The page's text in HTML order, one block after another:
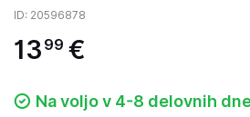
ID: 20596878
13 99 €
Na voljo v 4-8 delovnih